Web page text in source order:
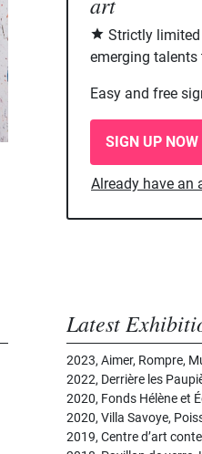
Strictly
emerging talents
Easy and free
SIGN UP NOW
Already have an
Latest
2023, Aimer, Rompre,
2022, Derrière les
2020, Fonds Hélène et
2020, Villa Savoye,
2019, Centre d’art